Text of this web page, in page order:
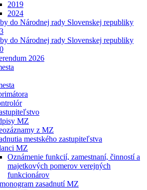
2019
2024
do Národnej rady Slovenskej republiky
do Národnej rady Slovenskej republiky
2026
MZ
z MZ
mestského zastupiteľstva
MZ
Oznámenie funkcií, zamestnaní, činností a
majetkových pomerov verejných
funkcionárov
zasadnutí MZ